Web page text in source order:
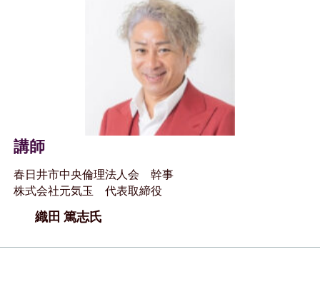
講師
春日井市中央倫理法人会 幹事
株式会社元気玉 代表取締役
織田 篤志氏